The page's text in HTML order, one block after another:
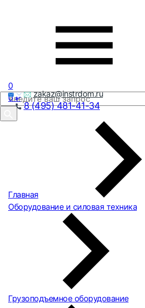
zakaz@instrdom.ru
8 (495) 481-41-34
0
0₽
Главная
Оборудование и силовая техника
Грузоподъемное оборудование